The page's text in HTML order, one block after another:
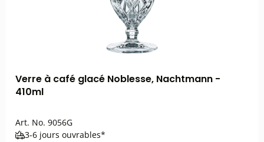
Verre à café glacé Noblesse, Nachtmann -
410ml
Art. No. 9056G
3-6 jours ouvrables*